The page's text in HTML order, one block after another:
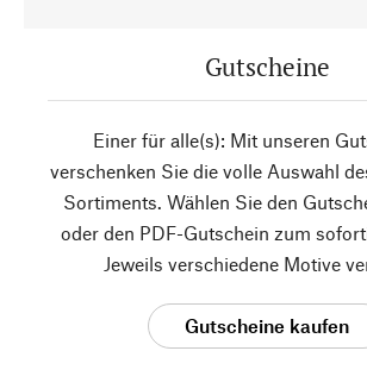
Gutscheine
Einer für alle(s): Mit unseren
verschenken Sie die volle Auswahl
Sortiments. Wählen Sie den
oder den PDF-Gutschein zum
Jeweils verschiedene Motive
Gutscheine kaufen